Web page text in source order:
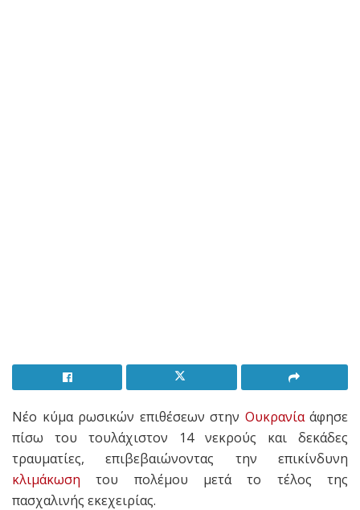
Νέο κύμα ρωσικών επιθέσεων στην Ουκρανίαάφησε
πίσω του τουλάχιστον 14 νεκρούς και δεκάδες
τραυματίες, επιβεβαιώνοντας την επικίνδυνη
κλιμάκωση του πολέμου μετά το τέλος της
πασχαλινής εκεχειρίας.